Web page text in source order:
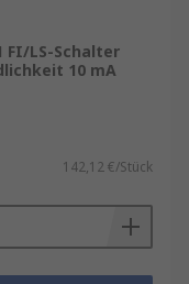
FI/LS-Schalter
10 mA
142,12 €/Stück